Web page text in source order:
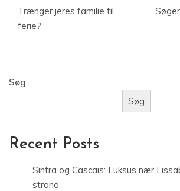
Trænger jeres familie til
ferie?
Søg
Søg
Recent Posts
Sintra og Cascais: Luksus nær
strand